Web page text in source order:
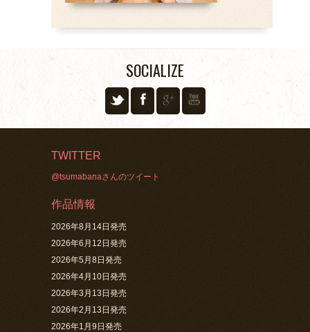
SOCIALIZE
TWITTER
@tsumabanaさんのツイート
作品情報
2026年8月14日発売
2026年6月12日発売
2026年5月8日発売
2026年4月10日発売
2026年3月13日発売
2026年2月13日発売
2026年1月9日発売